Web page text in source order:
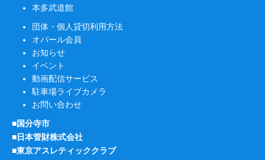
本多武道館
団体・個人貸切利用方法
オパール会員
お知らせ
イベント
動画配信サービス
駐車場ライブカメラ
お問い合わせ
■国分寺市
■日本管財株式会社
■東京アスレティッククラブ